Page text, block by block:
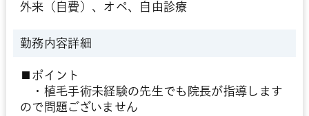
外来（自費）、オペ、自由診療
勤務内容詳細
■ポイント
・植毛手術未経験の先生でも院長が指導します
ので問題ございません